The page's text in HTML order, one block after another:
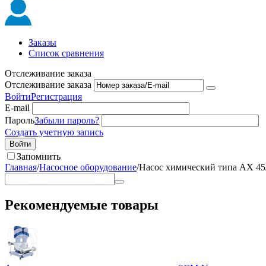
Заказы
Список сравнения
Отслеживание заказа
Отслеживание заказа
ВойтиРегистрация
E-mail
ПарольЗабыли пароль?
Создать учетную запись
Войти
Запомнить
Главная/Насосное оборудование/Насос химический типа АХ
Рекомендуемые товары